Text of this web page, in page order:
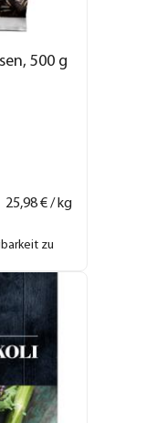
500 g
25,98€ / kg
zu